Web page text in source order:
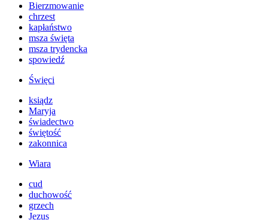
Bierzmowanie
chrzest
kapłaństwo
msza święta
msza trydencka
spowiedź
Święci
ksiądz
Maryja
świadectwo
świętość
zakonnica
Wiara
cud
duchowość
grzech
Jezus